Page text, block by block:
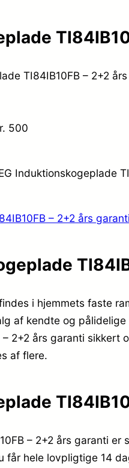
TI84IB10FB – 2+2
500
Induktionskogeplade
– 2+2 års garanti
i hjemmets faste
af kendte og
2+2 års garanti
af flere.
– 2+2 års garanti
får hele lovpligtige 14